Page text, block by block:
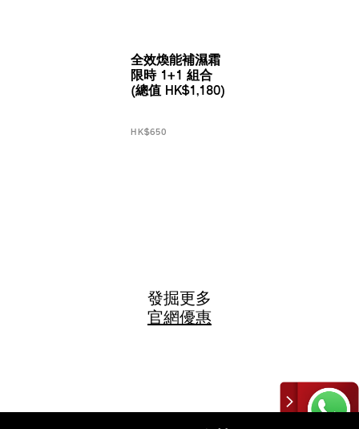
全效煥能補濕霜
限時 1+1 組合
(總值 HK$1,180)
HK$650
發掘更多
官網優惠